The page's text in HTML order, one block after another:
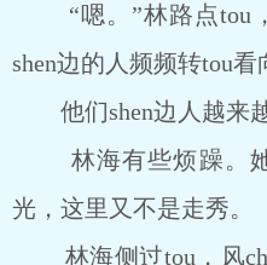
“嗯。”林路点tou，
shen边的人频频转tou看
他们shen边人越来越
林海有些烦躁。她
光，这里又不是走秀。
林海侧过tou，风